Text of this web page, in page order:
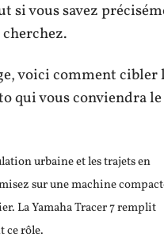
si vous savez
cherchez.
voici comment cibler
qui vous conviendra le
urbaine et les trajets en
sur une machine
La Yamaha Tracer 7 remplit
ce rôle.